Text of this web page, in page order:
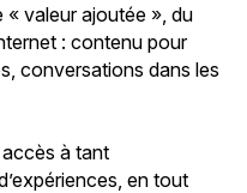
« valeur ajoutée », du
: contenu pour
conversations dans les
accès à tant
en tout